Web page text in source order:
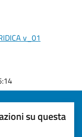
v_01
su questa